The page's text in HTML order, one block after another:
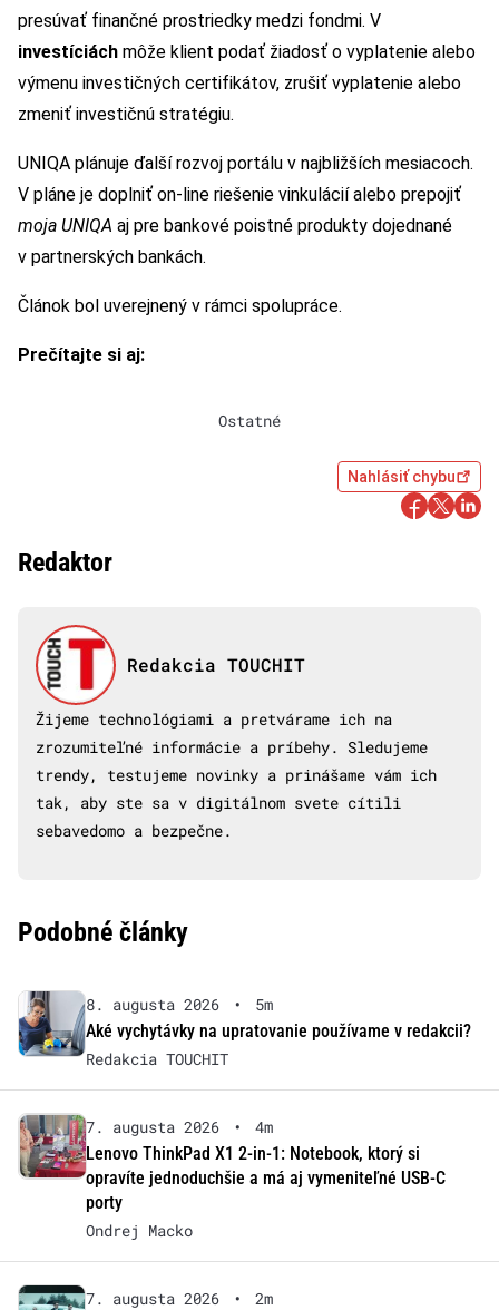
presúvať finančné prostriedky medzi fondmi. V
investíciách môže klient podať žiadosť o vyplatenie alebo
výmenu investičných certifikátov, zrušiť vyplatenie alebo
zmeniť investičnú stratégiu.
UNIQA plánuje ďalší rozvoj portálu v najbližších mesiacoch.
V pláne je doplniť on-line riešenie vinkulácií alebo prepojiť
moja UNIQA aj pre bankové poistné produkty dojednané
v partnerských bankách.
Článok bol uverejnený v rámci spolupráce.
Prečítajte si aj:
Ostatné
Nahlásiť chybu
Redaktor
Redakcia TOUCHIT
Žijeme technológiami a pretvárame ich na
zrozumiteľné informácie a príbehy. Sledujeme
trendy, testujeme novinky a prinášame vám ich
tak, aby ste sa v digitálnom svete cítili
sebavedomo a bezpečne.
Podobné články
8. augusta 2026 •
5m
Aké vychytávky na upratovanie používame v redakcii?
Redakcia TOUCHIT
7. augusta 2026 •
4m
Lenovo ThinkPad X1 2-in-1: Notebook, ktorý si
opravíte jednoduchšie a má aj vymeniteľné USB-C
porty
Ondrej Macko
7. augusta 2026 •
2m